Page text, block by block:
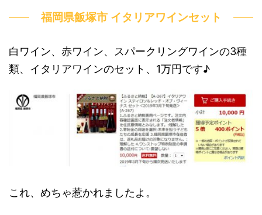
福岡県飯塚市 イタリアワインセット
白ワイン、赤ワイン、スパークリングワインの3種
類、イタリアワインのセット、1万円です♪
これ、めちゃ惹かれましたよ。